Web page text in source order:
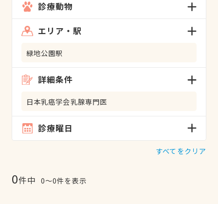
診療動物
エリア・駅
緑地公園駅
詳細条件
日本乳癌学会乳腺専門医
診療曜日
すべてをクリア
0件中 0〜0件を表示